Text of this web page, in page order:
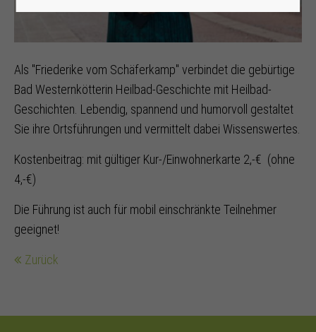
Als "Friederike vom Schäferkamp" verbindet die gebürtige
Bad Westernkötterin Heilbad-Geschichte mit Heilbad-
Geschichten. Lebendig, spannend und humorvoll gestaltet
Sie ihre Ortsführungen und vermittelt dabei Wissenswertes.
Kostenbeitrag: mit gültiger Kur-/Einwohnerkarte 2,-€ (ohne
4,-€)
Die Führung ist auch für mobil einschränkte Teilnehmer
geeignet!
Zurück